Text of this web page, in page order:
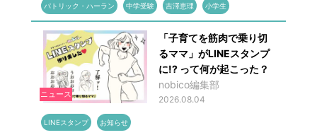
パトリック・ハーラン 中学受験 吉澤恵理 小学生
ニュース
「子育てを筋肉で乗り切
るママ」がLINEスタンプ
に!? って何が起こった？
nobico編集部
2026.08.04
LINEスタンプ お知らせ